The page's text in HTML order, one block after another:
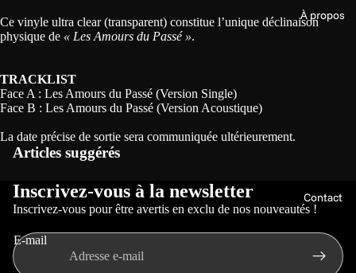
À propos
Contact
Ce vinyle ultra clear (transparent) constitue l’unique déclinaison
physique de « Les Amours du Passé ».
TRACKLIST
Face A : Les Amours du Passé (Version Single)
Face B : Les Amours du Passé (Version Acoustique)
La date précise de sortie sera communiquée ultérieurement.
Articles suggérés
Inscrivez-vous à la newsletter
Inscrivez-vous pour être avertis en exclu de nos nouveautés !
E-mail
Politique de confidentialité
Politique de remboursement
Politique d’expédition
Conditions générales de vente